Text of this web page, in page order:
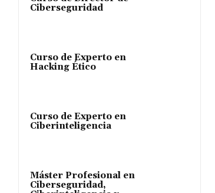
Ciberseguridad
Curso de Experto en
Hacking Ético
Curso de Experto en
Ciberinteligencia
Máster Profesional en
Ciberseguridad,